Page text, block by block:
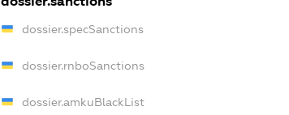
dossier.specSanctions
dossier.rnboSanctions
dossier.amkuBlackList